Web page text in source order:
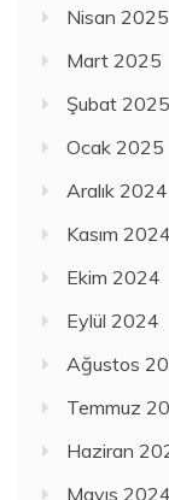
Nisan 2025
Mart 2025
Şubat 2025
Ocak 2025
Aralık 2024
Kasım 2024
Ekim 2024
Eylül 2024
Ağustos
Temmuz
Haziran
Mayıs 2024